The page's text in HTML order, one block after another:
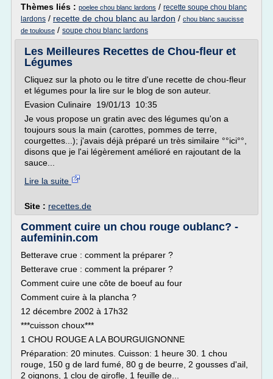
Thèmes liés : poelee chou blanc lardons / recette soupe chou blanc
lardons / recette de chou blanc au lardon / chou blanc saucisse
de toulouse / soupe chou blanc lardons
Les Meilleures Recettes de Chou-fleur et
Légumes
Cliquez sur la photo ou le titre d'une recette de chou-fleur
et légumes pour la lire sur le blog de son auteur.
Evasion Culinaire 19/01/13 10:35
Je vous propose un gratin avec des légumes qu'on a
toujours sous la main (carottes, pommes de terre,
courgettes...); j'avais déjà préparé un très similaire °°ici°°,
disons que je l'ai légèrement amélioré en rajoutant de la
sauce...
Lire la suite
Site : recettes.de
Comment cuire un chou rouge oublanc? -
aufeminin.com
Betterave crue : comment la préparer ?
Betterave crue : comment la préparer ?
Comment cuire une côte de boeuf au four
Comment cuire à la plancha ?
12 décembre 2002 à 17h32
***cuisson choux***
1 CHOU ROUGE A LA BOURGUIGNONNE
Préparation: 20 minutes. Cuisson: 1 heure 30. 1 chou
rouge, 150 g de lard fumé, 80 g de beurre, 2 gousses d'ail,
2 oignons, 1 clou de girofle, 1 feuille de...